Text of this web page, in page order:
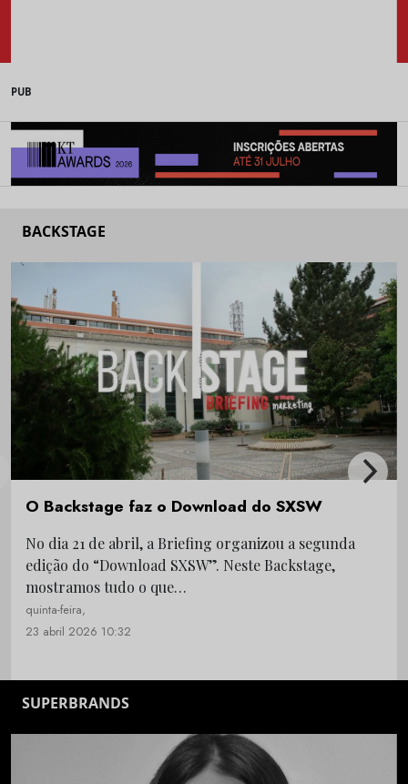
PUB
BACKSTAGE
O Backstage faz o Download do SXSW
No dia 21 de abril, a Briefing organizou a segunda
edição do “Download SXSW”. Neste Backstage,
mostramos tudo o que…
quinta-feira,
23 abril 2026 10:32
SUPERBRANDS